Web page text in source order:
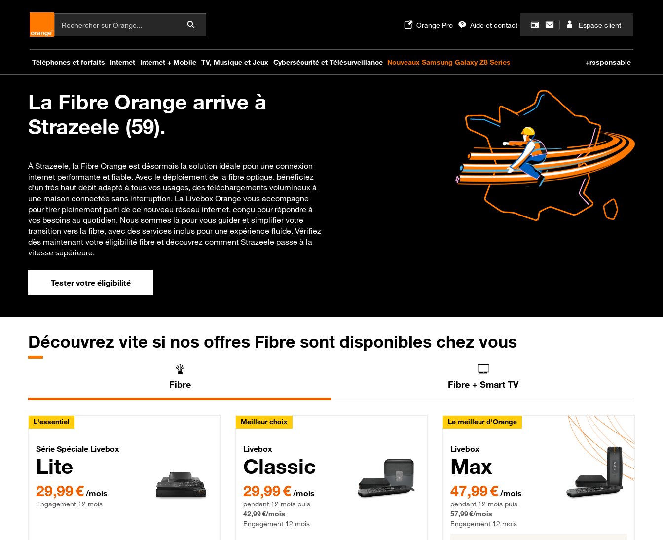
La Fibre Orange arrive à
Strazeele (59).
À Strazeele, la Fibre Orange est désormais la solution idéale pour une connexion
internet performante et fiable. Avec le déploiement de la fibre optique, bénéficiez
d’un très haut débit adapté à tous vos usages, des téléchargements volumineux à
une maison connectée sans interruption. La Livebox Orange vous accompagne
pour tirer pleinement parti de ce nouveau réseau internet, conçu pour répondre à
vos besoins au quotidien. Nous sommes là pour vous guider et simplifier votre
transition vers la fibre, avec des services inclus pour une expérience fluide. Vérifiez
dès maintenant votre éligibilité fibre et découvrez comment Strazeele passe à la
vitesse supérieure.
Tester votre éligibilité
Découvrez vite si nos offres Fibre sont disponibles chez vous
Fibre Fibre + Smart TV
L'essentiel
Série Spéciale Livebox Lite Fibre
Série Spéciale Livebox
Lite
29,99 € par mois , Engagement 12 mois
29,99 € /mois
Engagement 12 mois
Meilleur choix
Livebox Classic Fibre
Livebox
Classic
29,99 € par mois pendant 12 mois puis 42,99 € par mois, Engagement 12 mois
29,99 € /mois
pendant 12 mois puis
42,99 €/mois
Engagement 12 mois
Le meilleur d'Orange
Livebox Max Fibre
Livebox
Max
47,99 € par mois pendant 12 mois puis 57,99 € par mois,
47,99 € /mois
pendant 12 mois puis
57,99 €/mois
Engagement 12 mois